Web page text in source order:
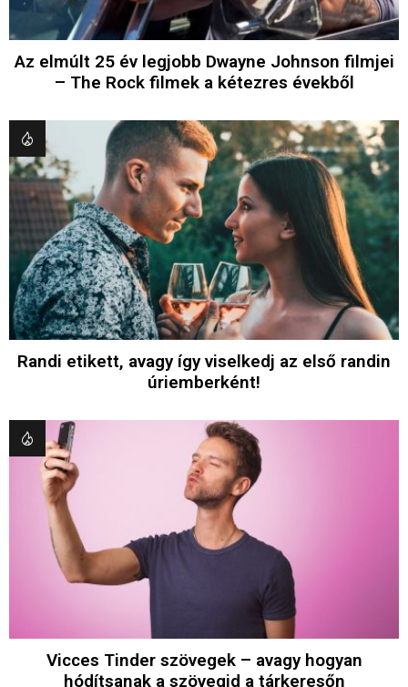
Az elmúlt 25 év legjobb Dwayne Johnson filmjei
– The Rock filmek a kétezres évekből
Randi etikett, avagy így viselkedj az első randin
úriemberként!
Vicces Tinder szövegek – avagy hogyan
hódítsanak a szövegid a tárkeresőn